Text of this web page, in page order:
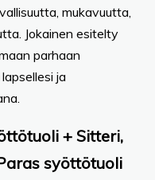
mukavuutta,
Jokainen esitelty
parhaan
ja
+ Sitteri,
syöttötuoli